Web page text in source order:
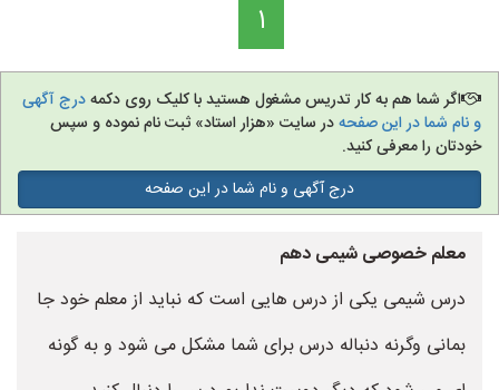
1
اگر شما هم به کار تدریس مشغول هستید با کلیک روی دکمهدرج آگهی
و نام شما در این صفحهدر سایت «هزار استاد» ثبت نام نموده و سپس
خودتان را معرفی کنید.
درج آگهی و نام شما در این صفحه
معلم خصوصی شیمی دهم
درس شیمی یکی از درس هایی است که نباید از معلم خود جا
بمانی وگرنه دنباله درس برای شما مشکل می شود و به گونه